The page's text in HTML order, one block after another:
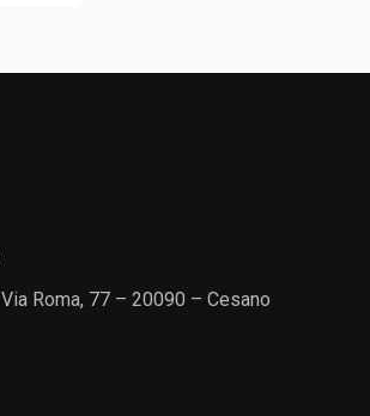
Via Roma, 77 – 20090 – Cesano